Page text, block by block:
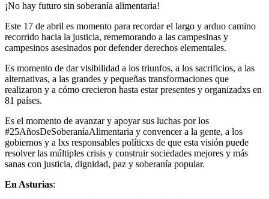
¡No hay futuro sin soberanía alimentaria!
Este 17 de abril es momento para recordar el largo y arduo camino
recorrido hacia la justicia, rememorando a las campesinas y
campesinos asesinados por defender derechos elementales.
Es momento de dar visibilidad a los triunfos, a los sacrificios, a las
alternativas, a las grandes y pequeñas transformaciones que
realizaron y a cómo crecieron hasta estar presentes y organizadxs en
81 países.
Es el momento de avanzar y apoyar sus luchas por los
#25AñosDeSoberaníaAlimentaria y convencer a la gente, a los
gobiernos y a lxs responsables políticxs de que esta visión puede
resolver las múltiples crisis y construir sociedades mejores y más
sanas con justicia, dignidad, paz y soberanía popular.
En Asturias: